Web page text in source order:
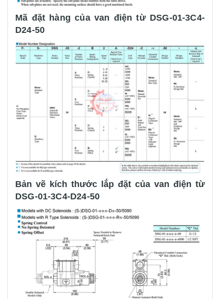
Mã đặt hàng của van điện từ DSG-01-3C4-
D24-50
Bản vẽ kích thước lắp đặt của van điện từ
DSG-01-3C4-D24-50